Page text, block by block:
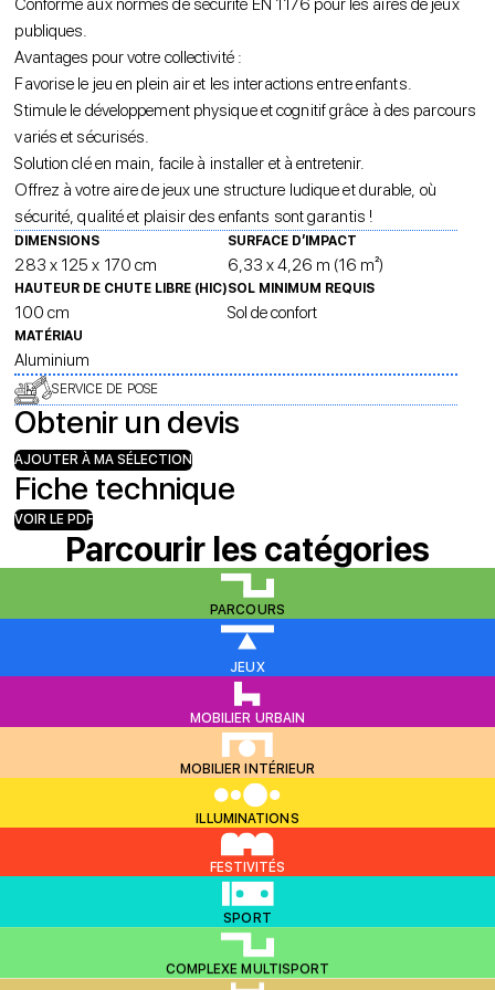
publiques.
Avantages pour votre collectivité :
Favorise le jeu en plein air et les interactions entre enfants.
Stimule le développement physique et cognitif grâce à des parcours
variés et sécurisés.
Solution clé en main, facile à installer et à entretenir.
Offrez à votre aire de jeux une structure ludique et durable, où
sécurité, qualité et plaisir des enfants sont garantis !
DIMENSIONS
283 x 125 x 170 cm
SURFACE D’IMPACT
6,33 x 4,26 m (16 m²)
HAUTEUR DE CHUTE LIBRE (HIC)
100 cm
SOL MINIMUM REQUIS
Sol de confort
MATÉRIAU
Aluminium
SERVICE DE POSE
Obtenir un devis
AJOUTER À MA SÉLECTION
Fiche technique
VOIR LE PDF
Parcourir les catégories
PARCOURS
JEUX
MOBILIER URBAIN
MOBILIER INTÉRIEUR
ILLUMINATIONS
FESTIVITÉS
SPORT
COMPLEXE MULTISPORT